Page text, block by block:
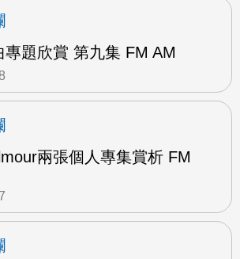
專題欣賞 第九集 FM AM
兩張個人專集賞析 FM